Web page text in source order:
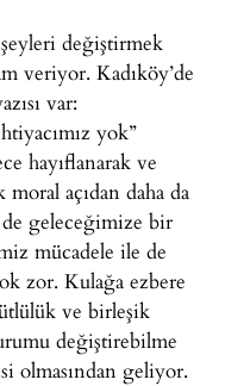
değiştirmek
veriyor. Kadıköy’de
var:
yok”
hayıflanarak ve
açıdan daha da
geleceğimize bir
mücadele ile de
zor. Kulağa ezbere
ve birleşik
değiştirebilme
olmasından geliyor.